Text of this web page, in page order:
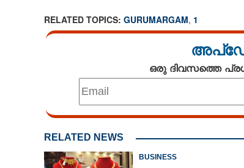
RELATED TOPICS: GURUMARGAM, 1
ഒരു ദിവസത്തെ
RELATED NEWS
BUSINESS